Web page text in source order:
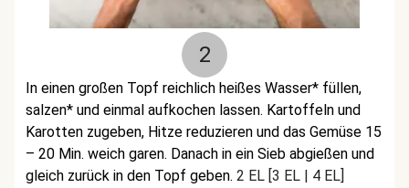
2
In einen großen Topf reichlich heißes Wasser* füllen,
salzen* und einmal aufkochen lassen. Kartoffeln und
Karotten zugeben, Hitze reduzieren und das Gemüse 15
– 20 Min. weich garen. Danach in ein Sieb abgießen und
gleich zurück in den Topf geben. 2 EL [3 EL | 4 EL]